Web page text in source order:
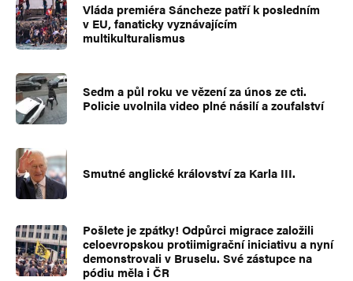
Vláda premiéra Sáncheze patří k posledním
v EU, fanaticky vyznávajícím
multikulturalismus
Sedm a půl roku ve vězení za únos ze cti.
Policie uvolnila video plné násilí a zoufalství
Smutné anglické království za Karla III.
Pošlete je zpátky! Odpůrci migrace založili
celoevropskou protiimigrační iniciativu a nyní
demonstrovali v Bruselu. Své zástupce na
pódiu měla i ČR